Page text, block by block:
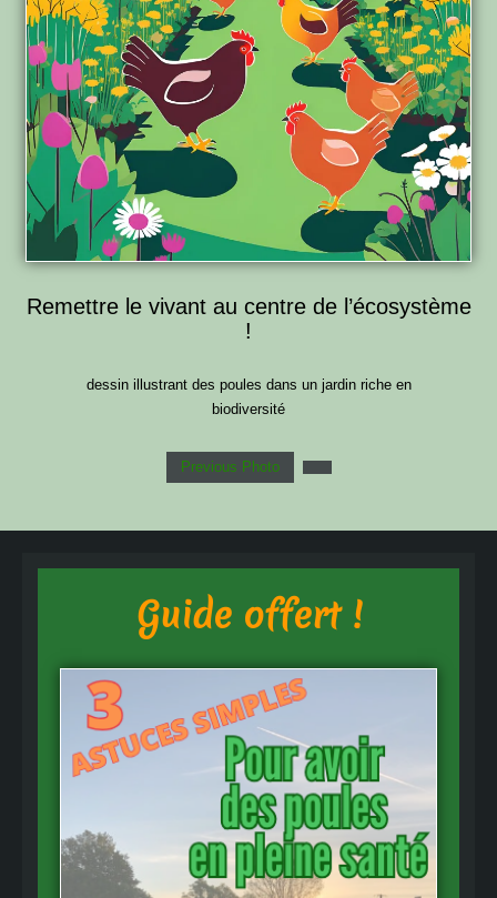
Remettre le vivant au centre de l’écosystème
!
dessin illustrant des poules dans un jardin riche en
biodiversité
Previous Photo
Guide offert !